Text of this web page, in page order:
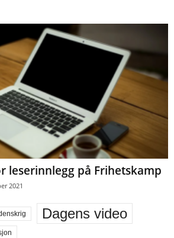
leserinnlegg på Frihetskamp
2021
Dagens video